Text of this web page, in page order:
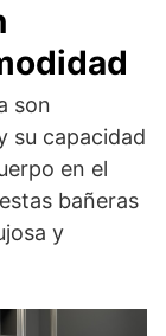
son
su capacidad
en el
bañeras
y